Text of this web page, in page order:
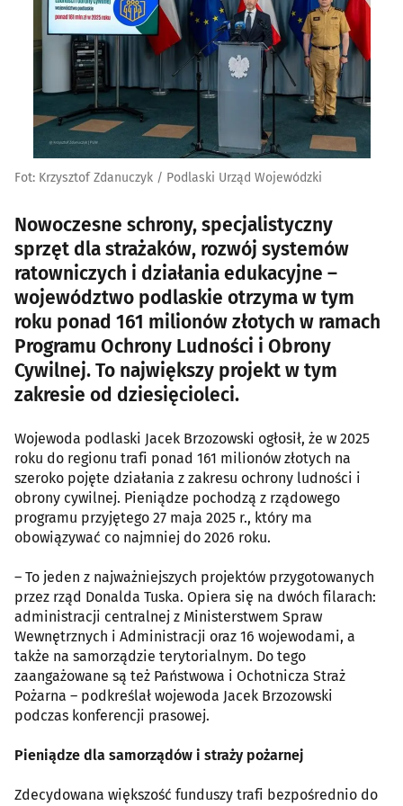
Fot: Krzysztof Zdanuczyk / Podlaski Urząd Wojewódzki
Nowoczesne schrony, specjalistyczny
sprzęt dla strażaków, rozwój systemów
ratowniczych i działania edukacyjne –
województwo podlaskie otrzyma w tym
roku ponad 161 milionów złotych w ramach
Programu Ochrony Ludności i Obrony
Cywilnej. To największy projekt w tym
zakresie od dziesięcioleci.
Wojewoda podlaski Jacek Brzozowski ogłosił, że w 2025
roku do regionu trafi ponad 161 milionów złotych na
szeroko pojęte działania z zakresu ochrony ludności i
obrony cywilnej. Pieniądze pochodzą z rządowego
programu przyjętego 27 maja 2025 r., który ma
obowiązywać co najmniej do 2026 roku.
– To jeden z najważniejszych projektów przygotowanych
przez rząd Donalda Tuska. Opiera się na dwóch filarach:
administracji centralnej z Ministerstwem Spraw
Wewnętrznych i Administracji oraz 16 wojewodami, a
także na samorządzie terytorialnym. Do tego
zaangażowane są też Państwowa i Ochotnicza Straż
Pożarna – podkreślał wojewoda Jacek Brzozowski
podczas konferencji prasowej.
Pieniądze dla samorządów i straży pożarnej
Zdecydowana większość funduszy trafi bezpośrednio do